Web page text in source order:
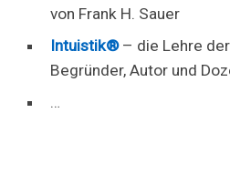
von Frank H. Sauer
Intuistik®– die Lehre
Begründer, Autor und
…